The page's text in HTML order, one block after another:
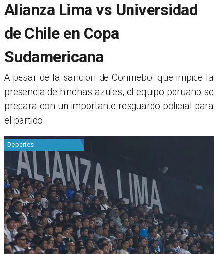
Alianza Lima vs Universidad
de Chile en Copa
Sudamericana
A pesar de la sanción de Conmebol que impide la
presencia de hinchas azules, el equipo peruano se
prepara con un importante resguardo policial para
el partido.
Deportes